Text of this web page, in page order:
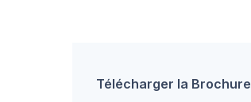
Télécharger la Brochure